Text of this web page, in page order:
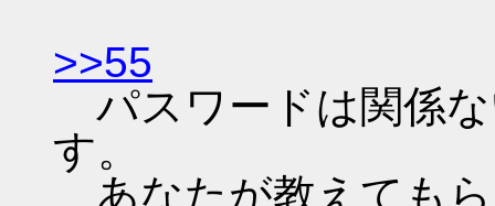
>>55
パスワードは関係
す。
あなたが教えても